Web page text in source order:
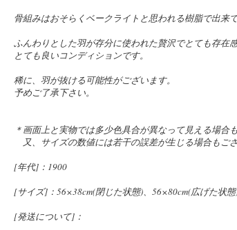
骨組みはおそらくベークライトと思われる樹脂で出来て
ふんわりとした羽が存分に使われた贅沢でとても存在
とても良いコンディションです。
稀に、羽が抜ける可能性がございます。
予めご了承下さい。
＊画面上と実物では多少色具合が異なって見える場合
又、サイズの数値には若干の誤差が生じる場合もご
[年代]：1900
[サイズ]：56×38cm(閉じた状態)、56×80cm(広げた状
[発送について]：